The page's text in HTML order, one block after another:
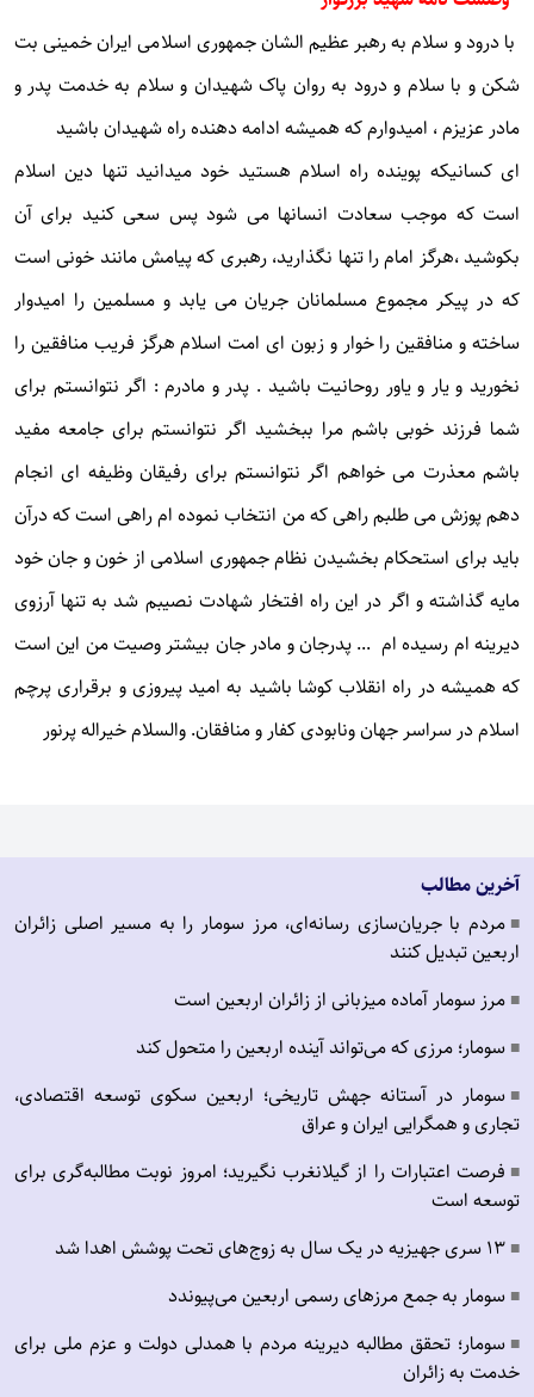
با درود و سلام به رهبر عظیم الشان جمهوری اسلامی ایران خمینی بت
شکن و با سلام و درود به روان پاک شهیدان و سلام به خدمت پدر و
مادر عزیزم ، امیدوارم که همیشه ادامه دهنده راه شهیدان باشید
ای کسانیکه پوینده راه اسلام هستید خود میدانید تنها دین اسلام
است که موجب سعادت انسانها می شود پس سعی کنید برای آن
بکوشید ،هرگز امام را تنها نگذارید، رهبری که پیامش مانند خونی است
که در پیکر مجموع مسلمانان جریان می یابد و مسلمین را امیدوار
ساخته و منافقین را خوار و زبون ای امت اسلام هرگز فریب منافقین را
نخورید و یار و یاور روحانیت باشید . پدر و مادرم : اگر نتوانستم برای
شما فرزند خوبی باشم مرا ببخشید اگر نتوانستم برای جامعه مفید
باشم معذرت می خواهم اگر نتوانستم برای رفیقان وظیفه ای انجام
دهم پوزش می طلبم راهی که من انتخاب نموده ام راهی است که درآن
باید برای استحکام بخشیدن نظام جمهوری اسلامی از خون و جان خود
مایه گذاشته و اگر در این راه افتخار شهادت نصیبم شد به تنها آرزوی
دیرینه ام رسیده ام ... پدرجان و مادر جان بیشتر وصیت من این است
که همیشه در راه انقلاب کوشا باشید به امید پیروزی و برقراری پرچم
اسلام در سراسر جهان ونابودی کفار و منافقان. والسلام خیراله پرنور
آخرین مطالب
■ مردم با جریان‌سازی رسانه‌ای، مرز سومار را به مسیر اصلی زائران
اربعین تبدیل کنند
■ مرز سومار آماده میزبانی از زائران اربعین است
■ سومار؛ مرزی که می‌تواند آینده اربعین را متحول کند
■ سومار در آستانه جهش تاریخی؛ اربعین سکوی توسعه اقتصادی،
تجاری و همگرایی ایران و عراق
■ فرصت اعتبارات را از گیلانغرب نگیرید؛ امروز نوبت مطالبه‌گری برای
توسعه است
■ ۱۳ سری جهیزیه در یک سال به زوج‌های تحت پوشش اهدا شد
■ سومار به جمع مرزهای رسمی اربعین می‌پیوندد
■ سومار؛ تحقق مطالبه دیرینه مردم با همدلی دولت و عزم ملی برای
خدمت به زائران